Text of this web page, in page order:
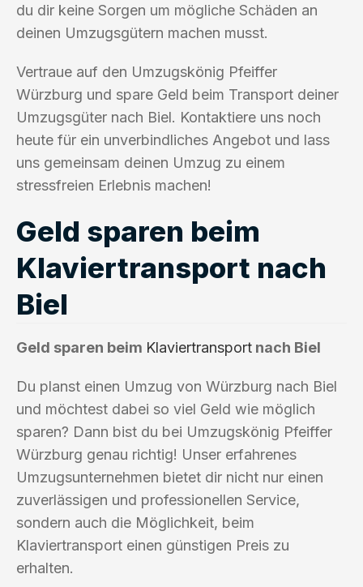
du dir keine Sorgen um mögliche Schäden an
deinen Umzugsgütern machen musst.
Vertraue auf den Umzugskönig Pfeiffer
Würzburg und spare Geld beim Transport deiner
Umzugsgüter nach Biel. Kontaktiere uns noch
heute für ein unverbindliches Angebot und lass
uns gemeinsam deinen Umzug zu einem
stressfreien Erlebnis machen!
Geld sparen beim
Klaviertransport nach
Biel
Geld sparen beim Klaviertransport nach Biel
Du planst einen Umzug von Würzburg nach Biel
und möchtest dabei so viel Geld wie möglich
sparen? Dann bist du bei Umzugskönig Pfeiffer
Würzburg genau richtig! Unser erfahrenes
Umzugsunternehmen bietet dir nicht nur einen
zuverlässigen und professionellen Service,
sondern auch die Möglichkeit, beim
Klaviertransport einen günstigen Preis zu
erhalten.